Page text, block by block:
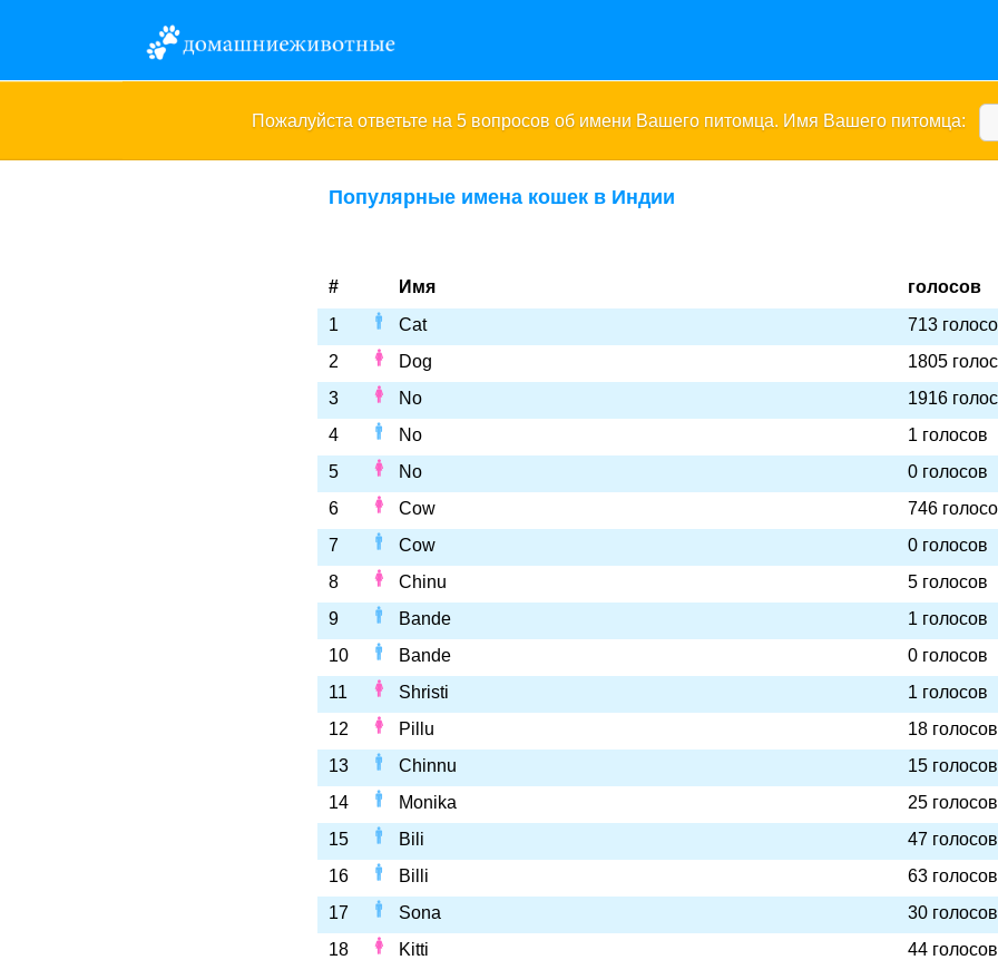
Пожалуйста ответьте на 5 вопросов об имени Вашего питомца. Имя Вашего питомца:
Популярные имена кошек в Индии
# Имя
голосов
1
Cat
713
2
Dog
1805
3
No
1916
4
No
1 голосов
5
No
0 голосов
6
Cow
746
7
Cow
0 голосов
8
Chinu
5 голосов
9
Bande
1 голосов
10
Bande
0 голосов
11
Shristi
1 голосов
12
Pillu
18 голосов
13
Chinnu
15 голосов
14
Monika
25 голосов
15
Bili
47 голосов
16
Billi
63 голосов
17
Sona
30 голосов
18
Kitti
44 голосов